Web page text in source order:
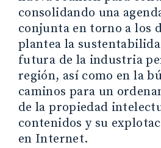
consolidando una
conjunta en torno a los
plantea la
futura de la industria
región, así como en la
caminos para un
de la propiedad
contenidos y su
en Internet.